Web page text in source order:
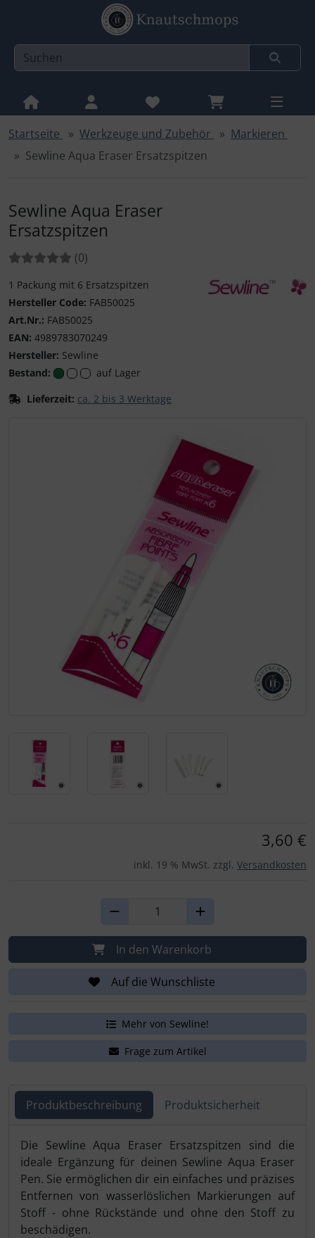
Sprungnavigation
Springe zur Navigation
Springe zum Inhalt
Springe zum Button für Einstellungen
Springe zu den allgemeinen Informationen
Startseite Werkzeuge und Zubehör
Markieren
Sewline Aqua Eraser Ersatzspitzen
Sewline Aqua Eraser
Ersatzspitzen
Bewertungen:
(0Bewertungen
)
1 Packung mit 6 Ersatzspitzen
Hersteller Code: FAB50025
Art.Nr.: FAB50025
EAN: 4989783070249
Hersteller: Sewline
Bestand:
auf Lager
Lieferzeit: ca. 2 bis 3 Werktage
3,60 €
inkl. 19 % MwSt. zzgl. Versandkosten
In den Warenkorb
Auf die Wunschliste
Mehr von Sewline!
Frage zum Artikel
Produktbeschreibung Produktsicherheit
Produktbeschreibung
Die Sewline Aqua Eraser Ersatzspitzen sind die
ideale Ergänzung für deinen Sewline Aqua Eraser
Pen. Sie ermöglichen dir ein einfaches und präzises
Entfernen von wasserlöslichen Markierungen auf
Stoff - ohne Rückstände und ohne den Stoff zu
beschädigen.